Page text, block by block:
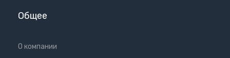
Общее
О компании